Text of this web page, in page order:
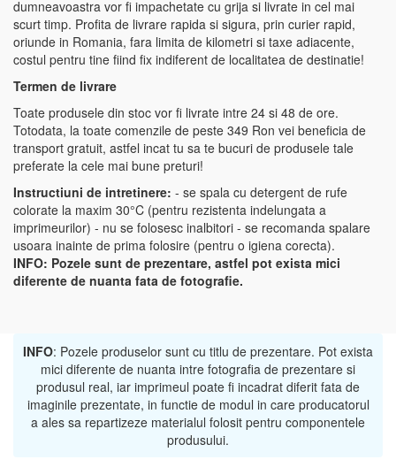
dumneavoastra vor fi impachetate cu grija si livrate in cel mai
scurt timp. Profita de livrare rapida si sigura, prin curier rapid,
oriunde in Romania, fara limita de kilometri si taxe adiacente,
costul pentru tine fiind fix indiferent de localitatea de destinatie!
Termen de livrare
Toate produsele din stoc vor fi livrate intre 24 si 48 de ore.
Totodata, la toate comenzile de peste 349 Ron vei beneficia de
transport gratuit, astfel incat tu sa te bucuri de produsele tale
preferate la cele mai bune preturi!
Instructiuni de intretinere: - se spala cu detergent de rufe
colorate la maxim 30°C (pentru rezistenta indelungata a
imprimeurilor) - nu se folosesc inalbitori - se recomanda spalare
usoara inainte de prima folosire (pentru o igiena corecta).
INFO: Pozele sunt de prezentare, astfel pot exista mici
diferente de nuanta fata de fotografie.
INFO: Pozele produselor sunt cu titlu de prezentare. Pot exista
mici diferente de nuanta intre fotografia de prezentare si
produsul real, iar imprimeul poate fi incadrat diferit fata de
imaginile prezentate, in functie de modul in care producatorul
a ales sa repartizeze materialul folosit pentru componentele
produsului.